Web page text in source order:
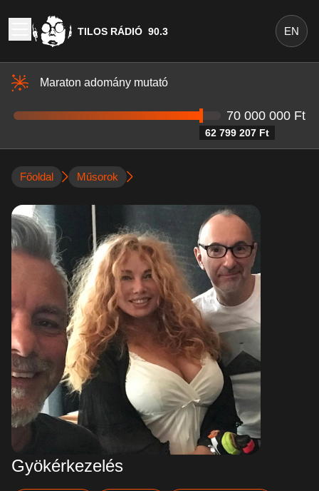
TILOS RÁDIÓ 90.3 EN
Maraton adomány mutató
62 799 207 Ft
70 000 000 Ft
Főoldal Műsorok
Gyökérkezelés